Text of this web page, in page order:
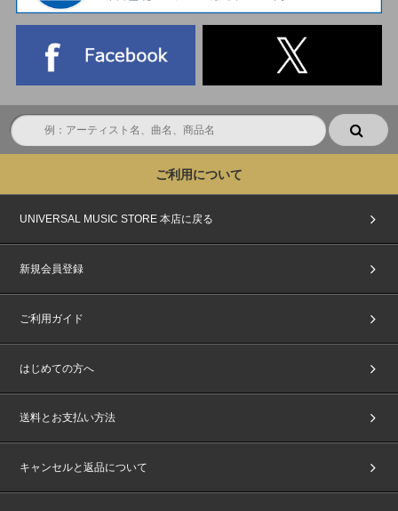
ご利用について
UNIVERSAL MUSIC STORE 本店に戻る
新規会員登録
ご利用ガイド
はじめての方へ
送料とお支払い方法
キャンセルと返品について